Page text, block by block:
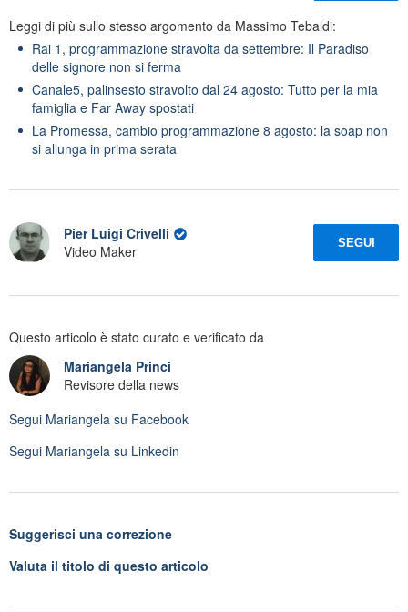
Leggi di più sullo stesso argomento da Massimo Tebaldi:
Rai 1, programmazione stravolta da settembre: Il Paradiso
delle signore non si ferma
Canale5, palinsesto stravolto dal 24 agosto: Tutto per la mia
famiglia e Far Away spostati
La Promessa, cambio programmazione 8 agosto: la soap non
si allunga in prima serata
Pier Luigi Crivelli
Video Maker
SEGUI
Questo articolo è stato curato e verificato da
Mariangela Princi
Revisore della news
Segui Mariangela su Facebook
Segui Mariangela su Linkedin
Suggerisci una correzione
Valuta il titolo di questo articolo